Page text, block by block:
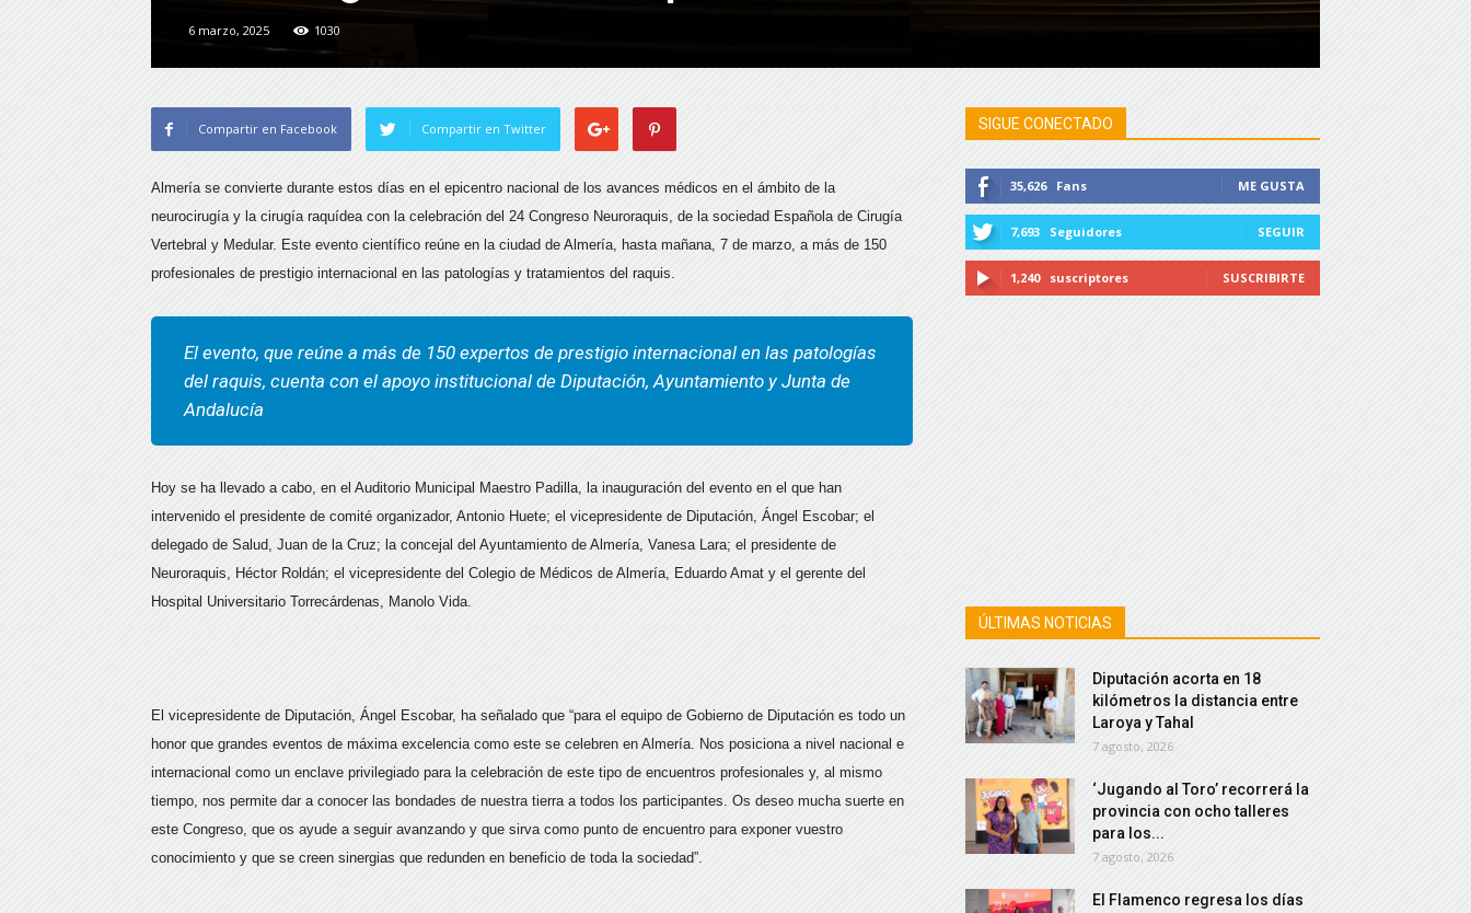
6 marzo, 2025 1030
Compartir en Facebook Compartir en Twitter
Almería se convierte durante estos días en el epicentro nacional de los avances médicos en el ámbito de la
neurocirugía y la cirugía raquídea con la celebración del 24 Congreso Neuroraquis, de la sociedad Española de Cirugía
Vertebral y Medular. Este evento científico reúne en la ciudad de Almería, hasta mañana, 7 de marzo, a más de 150
profesionales de prestigio internacional en las patologías y tratamientos del raquis.
El evento, que reúne a más de 150 expertos de prestigio internacional en las patologías
del raquis, cuenta con el apoyo institucional de Diputación, Ayuntamiento y Junta de
Andalucía
Hoy se ha llevado a cabo, en el Auditorio Municipal Maestro Padilla, la inauguración del evento en el que han
intervenido el presidente de comité organizador, Antonio Huete; el vicepresidente de Diputación, Ángel Escobar; el
delegado de Salud, Juan de la Cruz; la concejal del Ayuntamiento de Almería, Vanesa Lara; el presidente de
Neuroraquis, Héctor Roldán; el vicepresidente del Colegio de Médicos de Almería, Eduardo Amat y el gerente del
Hospital Universitario Torrecárdenas, Manolo Vida.
El vicepresidente de Diputación, Ángel Escobar, ha señalado que “para el equipo de Gobierno de Diputación es todo un
honor que grandes eventos de máxima excelencia como este se celebren en Almería. Nos posiciona a nivel nacional e
internacional como un enclave privilegiado para la celebración de este tipo de encuentros profesionales y, al mismo
tiempo, nos permite dar a conocer las bondades de nuestra tierra a todos los participantes. Os deseo mucha suerte en
este Congreso, que os ayude a seguir avanzando y que sirva como punto de encuentro para exponer vuestro
conocimiento y que se creen sinergias que redunden en beneficio de toda la sociedad”.
SIGUE CONECTADO
35,626 Fans ME GUSTA
7,693 Seguidores SEGUIR
1,240 suscriptores SUSCRIBIRTE
ÚLTIMAS NOTICIAS
Diputación acorta en 18
kilómetros la distancia entre
Laroya y Tahal
7 agosto, 2026
‘Jugando al Toro’ recorrerá la
provincia con ocho talleres
para los...
7 agosto, 2026
El Flamenco regresa los días